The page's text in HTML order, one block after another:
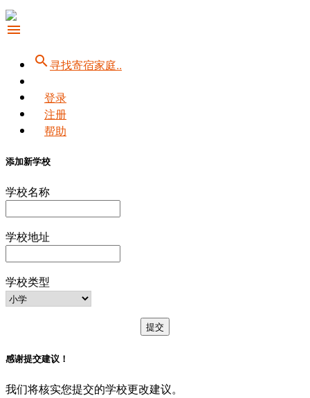
menu
search寻找寄宿家庭..
登录
注册
帮助
添加新学校
学校名称
学校地址
学校类型
提交
感谢提交建议！
我们将核实您提交的学校更改建议。